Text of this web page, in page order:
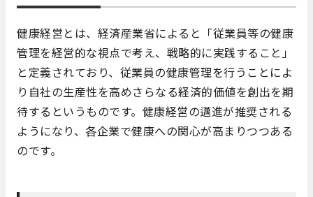
健康経営とは、経済産業省によると「従業員等の健康
管理を経営的な視点で考え、戦略的に実践すること」
と定義されており、従業員の健康管理を行うことによ
り自社の生産性を高めさらなる経済的価値を創出を期
待するというものです。健康経営の邁進が推奨される
ようになり、各企業で健康への関心が高まりつつある
のです。